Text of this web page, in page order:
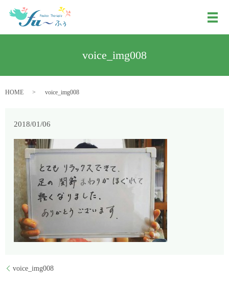
メ
voice_img008
HOME voice_img008
2018/01/06
voice_img008